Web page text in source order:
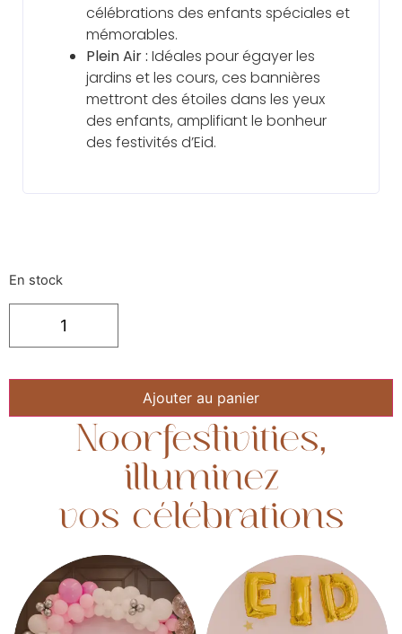
célébrations des enfants spéciales et
mémorables.
Plein Air : Idéales pour égayer les
jardins et les cours, ces bannières
mettront des étoiles dans les yeux
des enfants, amplifiant le bonheur
des festivités d’Eid.
En stock
Ajouter au panier
Noorfestivities,
illuminez
vos célébrations